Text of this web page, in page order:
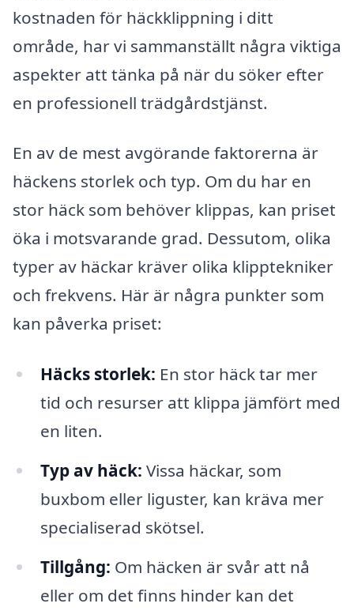
kostnaden för häckklippning i ditt
område, har vi sammanställt några viktiga
aspekter att tänka på när du söker efter
en professionell trädgårdstjänst.
En av de mest avgörande faktorerna är
häckens storlek och typ. Om du har en
stor häck som behöver klippas, kan priset
öka i motsvarande grad. Dessutom, olika
typer av häckar kräver olika klipptekniker
och frekvens. Här är några punkter som
kan påverka priset:
Häcks storlek: En stor häck tar mer
tid och resurser att klippa jämfört med
en liten.
Typ av häck: Vissa häckar, som
buxbom eller liguster, kan kräva mer
specialiserad skötsel.
Tillgång: Om häcken är svår att nå
eller om det finns hinder kan det